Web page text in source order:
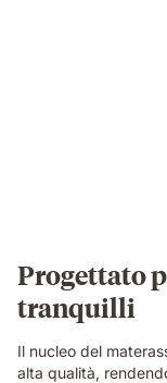
in
a
bright
bedroom
with
Progettato
tranquilli
Il nucleo del
alta qualità,